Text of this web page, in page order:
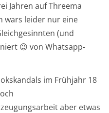
Jahren auf Threema
wars leider nur eine
(und
😉 von Whatsapp-
im Frühjahr 18
aber etwas